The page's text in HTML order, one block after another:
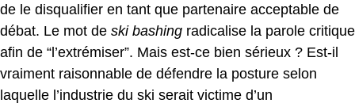
de le disqualifier en tant que partenaire acceptable de
débat. Le mot de ski bashing radicalise la parole critique
afin de “l’extrémiser”. Mais est-ce bien sérieux ? Est-il
vraiment raisonnable de défendre la posture selon
laquelle l’industrie du ski serait victime d’un